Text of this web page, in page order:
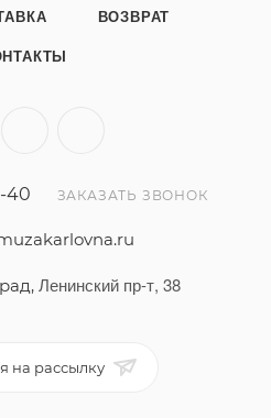
как настольный
- 183 см,
ВОЗВРАТ
40 ЗАКАЗАТЬ ЗВОНОК
Ленинский пр-т, 38
на рассылку